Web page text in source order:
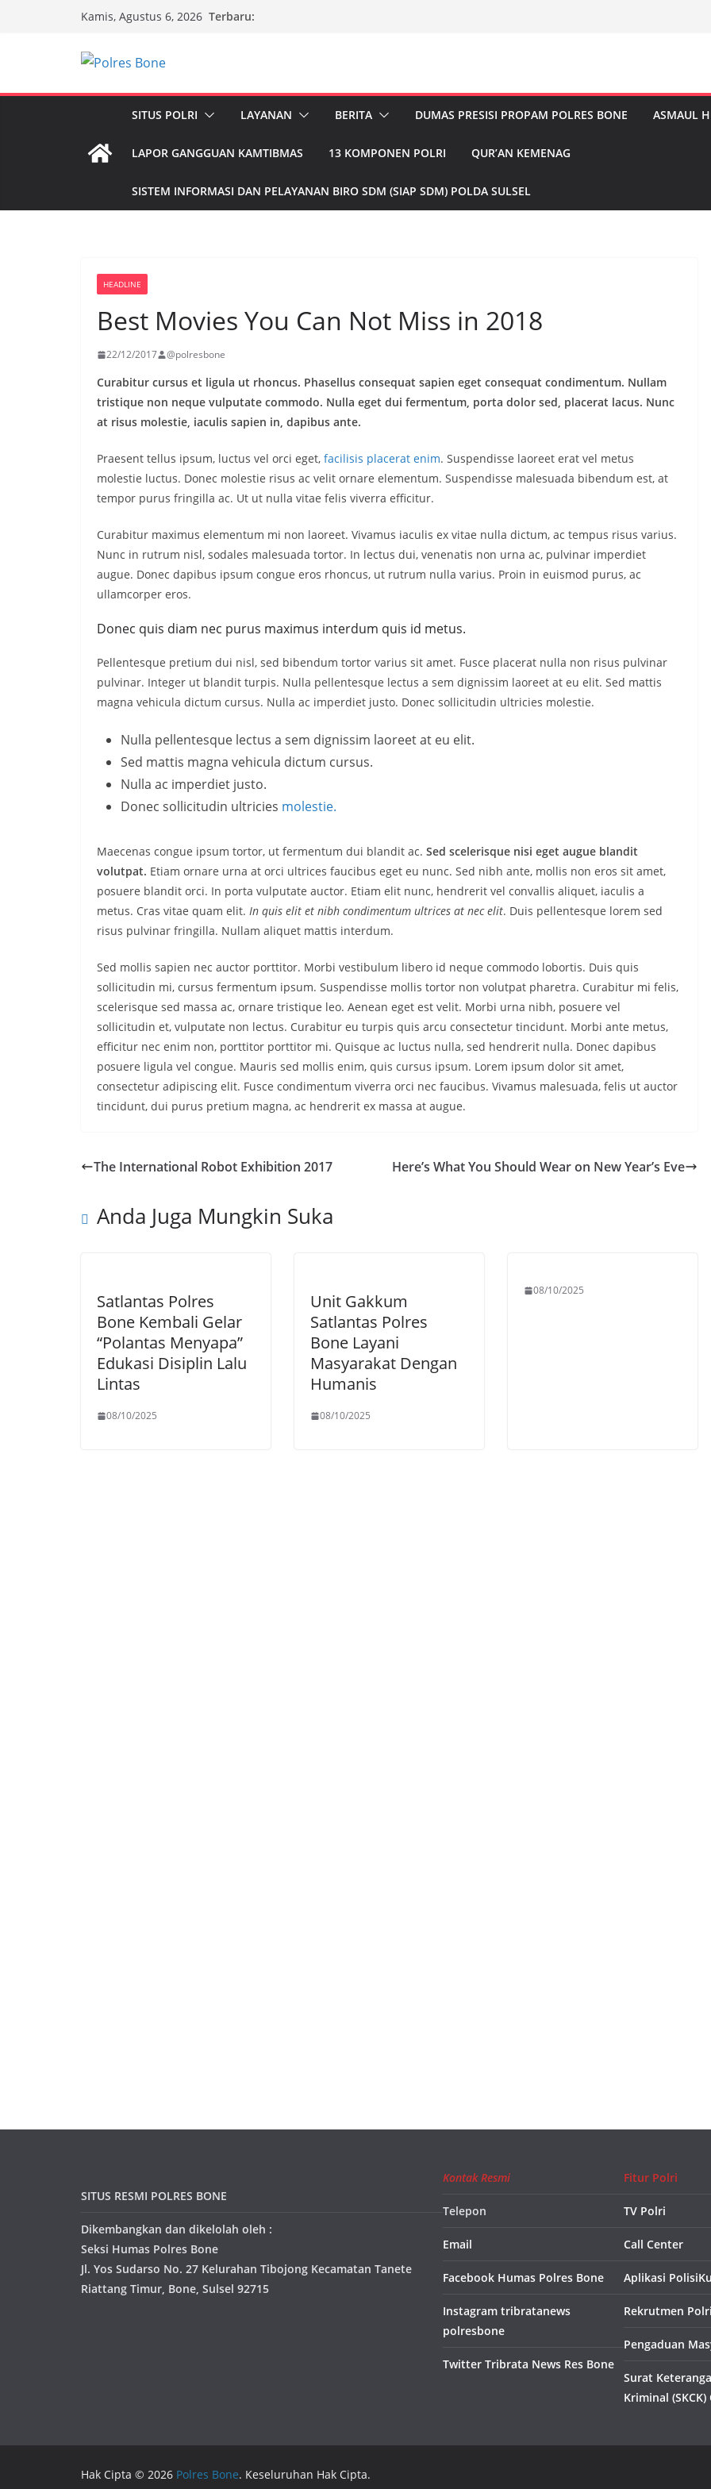
Kamis, Agustus 6, 2026 Terbaru:
SITUS POLRI LAYANAN BERITA DUMAS PRESISI PROPAM POLRES BONE ASMAUL
LAPOR GANGGUAN KAMTIBMAS 13 KOMPONEN POLRI QUR’AN KEMENAG
SISTEM INFORMASI DAN PELAYANAN BIRO SDM (SIAP SDM) POLDA SULSEL
HEADLINE
Best Movies You Can Not Miss in 2018
22/12/2017 @polresbone
Curabitur cursus et ligula ut rhoncus. Phasellus consequat sapien eget consequat condimentum. Nullam
tristique non neque vulputate commodo. Nulla eget dui fermentum, porta dolor sed, placerat lacus. Nunc
at risus molestie, iaculis sapien in, dapibus ante.
Praesent tellus ipsum, luctus vel orci eget, facilisis placerat enim. Suspendisse laoreet erat vel metus
molestie luctus. Donec molestie risus ac velit ornare elementum. Suspendisse malesuada bibendum est, at
tempor purus fringilla ac. Ut ut nulla vitae felis viverra efficitur.
Curabitur maximus elementum mi non laoreet. Vivamus iaculis ex vitae nulla dictum, ac tempus risus varius.
Nunc in rutrum nisl, sodales malesuada tortor. In lectus dui, venenatis non urna ac, pulvinar imperdiet
augue. Donec dapibus ipsum congue eros rhoncus, ut rutrum nulla varius. Proin in euismod purus, ac
ullamcorper eros.
Donec quis diam nec purus maximus interdum quis id metus.
Pellentesque pretium dui nisl, sed bibendum tortor varius sit amet. Fusce placerat nulla non risus pulvinar
pulvinar. Integer ut blandit turpis. Nulla pellentesque lectus a sem dignissim laoreet at eu elit. Sed mattis
magna vehicula dictum cursus. Nulla ac imperdiet justo. Donec sollicitudin ultricies molestie.
Nulla pellentesque lectus a sem dignissim laoreet at eu elit.
Sed mattis magna vehicula dictum cursus.
Nulla ac imperdiet justo.
Donec sollicitudin ultricies molestie.
Maecenas congue ipsum tortor, ut fermentum dui blandit ac. Sed scelerisque nisi eget augue blandit
volutpat. Etiam ornare urna at orci ultrices faucibus eget eu nunc. Sed nibh ante, mollis non eros sit amet,
posuere blandit orci. In porta vulputate auctor. Etiam elit nunc, hendrerit vel convallis aliquet, iaculis a
metus. Cras vitae quam elit. In quis elit et nibh condimentum ultrices at nec elit. Duis pellentesque lorem sed
risus pulvinar fringilla. Nullam aliquet mattis interdum.
Sed mollis sapien nec auctor porttitor. Morbi vestibulum libero id neque commodo lobortis. Duis quis
sollicitudin mi, cursus fermentum ipsum. Suspendisse mollis tortor non volutpat pharetra. Curabitur mi felis,
scelerisque sed massa ac, ornare tristique leo. Aenean eget est velit. Morbi urna nibh, posuere vel
sollicitudin et, vulputate non lectus. Curabitur eu turpis quis arcu consectetur tincidunt. Morbi ante metus,
efficitur nec enim non, porttitor porttitor mi. Quisque ac luctus nulla, sed hendrerit nulla. Donec dapibus
posuere ligula vel congue. Mauris sed mollis enim, quis cursus ipsum. Lorem ipsum dolor sit amet,
consectetur adipiscing elit. Fusce condimentum viverra orci nec faucibus. Vivamus malesuada, felis ut auctor
tincidunt, dui purus pretium magna, ac hendrerit ex massa at augue.
The International Robot Exhibition 2017 Here’s What You Should Wear on New Year’s Eve
Anda Juga Mungkin Suka
Satlantas Polres
Bone Kembali Gelar
“Polantas Menyapa”
Edukasi Disiplin Lalu
Lintas
08/10/2025
Unit Gakkum
Satlantas Polres
Bone Layani
Masyarakat Dengan
Humanis
08/10/2025
08/10/2025
SITUS RESMI POLRES BONE
Dikembangkan dan dikelolah oleh :
Seksi Humas Polres Bone
Jl. Yos Sudarso No. 27 Kelurahan Tibojong Kecamatan Tanete
Riattang Timur, Bone, Sulsel 92715
Kontak Resmi
Telepon
Email
Facebook Humas Polres Bone
Instagram tribratanews
polresbone
Twitter Tribrata News Res Bone
Fitur Polri
TV Polri
Call Center
Aplikasi PolisiKu
Rekrutmen Polri
Pengaduan
Surat
Kriminal
Hak Cipta © 2026 Polres Bone. Keseluruhan Hak Cipta.